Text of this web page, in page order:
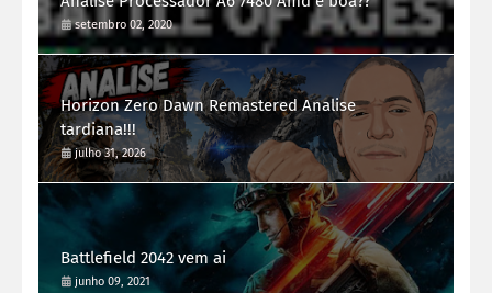
setembro 02, 2020
Horizon Zero Dawn Remastered Analise
tardiana!!!
julho 31, 2026
Battlefield 2042 vem ai
junho 09, 2021